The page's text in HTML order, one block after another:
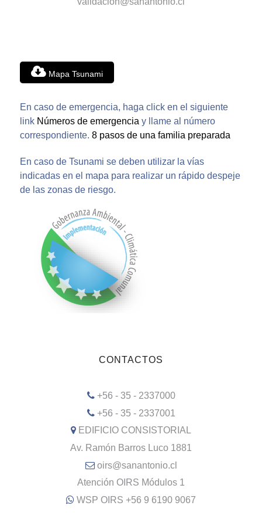
Mapa Tsunami
En caso de emergencia, haga click en el siguiente
link Números de emergencia y llame al número
correspondiente. 8 pasos de una familia preparada
En caso de Tsunami se deben utilizar la vías
indicadas en el mapa para realizar un rápido despeje
de las zonas de riesgo.
CONTACTOS
+56 - 35 - 2337000
+56 - 35 - 2337001
EDIFICIO CONSISTORIAL
Av. Ramón Barros Luco 1881
oirs@sanantonio.cl
Atención OIRS Módulos 1
WSP OIRS +56 9 6190 9067